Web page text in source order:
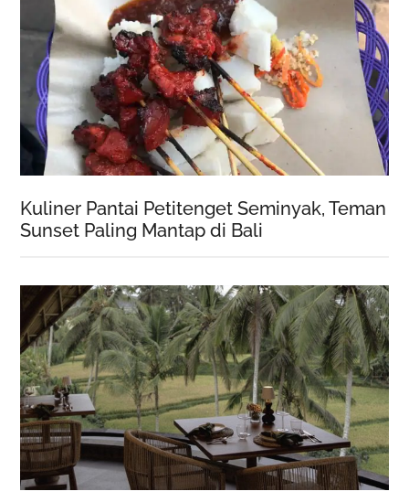
Kuliner Pantai Petitenget Seminyak, Teman
Sunset Paling Mantap di Bali